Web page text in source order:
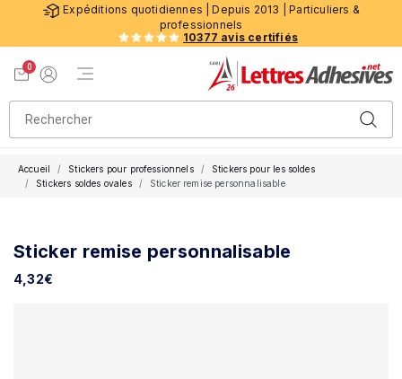
Expéditions quotidiennes | Depuis 2013 | Particuliers &
professionnels
10377 avis certifiés
0
Menu de navigation
Accueil Stickers pour professionnels
Stickers pour les soldes
Stickers soldes ovales
Sticker remise personnalisable
Sticker remise personnalisable
4,32€